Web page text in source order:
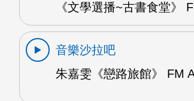
《文學選播~古書食堂》
音樂沙拉吧
朱嘉雯《戀路旅館》 FM